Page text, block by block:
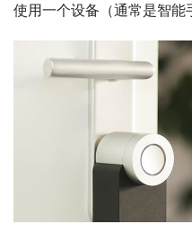
使用一个设备（通常是智能